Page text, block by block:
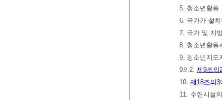
5. 청소년활동
6. 국가가 설
7. 국가 및 지
8. 청소년활동
9. 청소년지도
9의2. 제9조의
10. 제18조의3
11. 수련시설